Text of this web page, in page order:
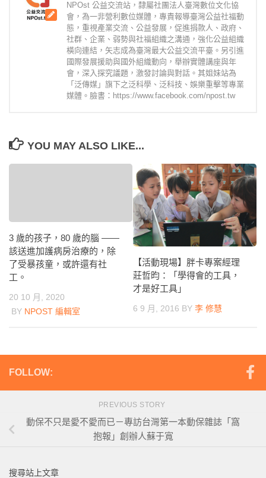
NPOst 公益交流站，隸屬社團法人臺灣數位文化協
會，為一非營利數位媒體，專責報導臺灣公益社福動
態，重視產業交流、公益發展，促進捐款人、政府、
社群、企業、弱勢與社福組織之溝通，強化公益組織
橫向連結，矢志成為臺灣最大公益交流平臺。另引進
國際發展援助與國外組織動向，舉辦實體講座與年
會，深入探究議題，激發討論與對話。其姐妹站為
「泛傳媒」旗下之泛科學、泛科技、娛樂重擊等專業
媒體。臉書：https://www.facebook.com/npost.tw
YOU MAY ALSO LIKE...
3 歲的孩子，80 歲的腦 ——
該送進加護病房治療的，除
了受暴孩童，或許還有社
工。
20 10 月, 2020
BY NPOST 編輯室
【活動現場】胖卡專案經理
莊哲昀：「學得會的工具，
才是好工具」
6 9 月, 2016 BY 李 修慧
FOLLOW:
PREVIOUS STORY
動保不只是愛不愛而已－專訪台灣第一本動保雜誌「窩
抱報」創辦人蘇于寬
搜尋站上文章